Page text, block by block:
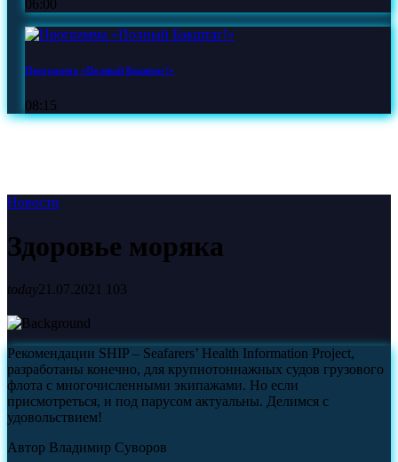
06:00
Программа «Полный Бакштаг!»
08:15
Новости
Здоровье моряка
today21.07.2021 103
Рекомендации SHIP – Seafarers’ Health Information Project,
разработаны конечно, для крупнотоннажных судов грузового
флота с многочисленными экипажами. Но если
присмотреться, и под парусом актуальны. Делимся с
удовольствием!
Автор Владимир Суворов